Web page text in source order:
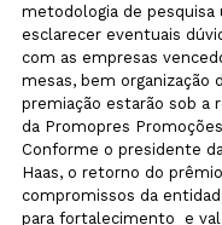
metodologia de pesquisa
esclarecer eventuais
com as empresas
mesas, bem organização
premiação estarão sob a
da Promopres
Conforme o presidente
Haas, o retorno do
compromissos da
para fortalecimento  e